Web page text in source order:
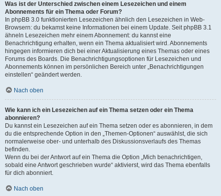
Was ist der Unterschied zwischen einem Lesezeichen und einem
Abonnements für ein Thema oder Forum?
In phpBB 3.0 funktionierten Lesezeichen ähnlich den Lesezeichen in Web-
Browsern: du bekamst keine Informationen bei einem Update. Seit phpBB 3.1
ähneln Lesezeichen mehr einem Abonnement: du kannst eine
Benachrichtigung erhalten, wenn ein Thema aktualisiert wird. Abonnements
hingegen informieren dich bei einer Aktualisierung eines Themas oder eines
Forums des Boards. Die Benachrichtigungsoptionen für Lesezeichen und
Abonnements können im persönlichen Bereich unter „Benachrichtigungen
einstellen“ geändert werden.
Nach oben
Wie kann ich ein Lesezeichen auf ein Thema setzen oder ein Thema
abonnieren?
Du kannst ein Lesezeichen auf ein Thema setzen oder es abonnieren, in dem
du die entsprechende Option in den „Themen-Optionen“ auswählst, die sich
normalerweise ober- und unterhalb des Diskussionsverlaufs des Themas
befinden.
Wenn du bei der Antwort auf ein Thema die Option „Mich benachrichtigen,
sobald eine Antwort geschrieben wurde“ aktivierst, wird das Thema ebenfalls
für dich abonniert.
Nach oben